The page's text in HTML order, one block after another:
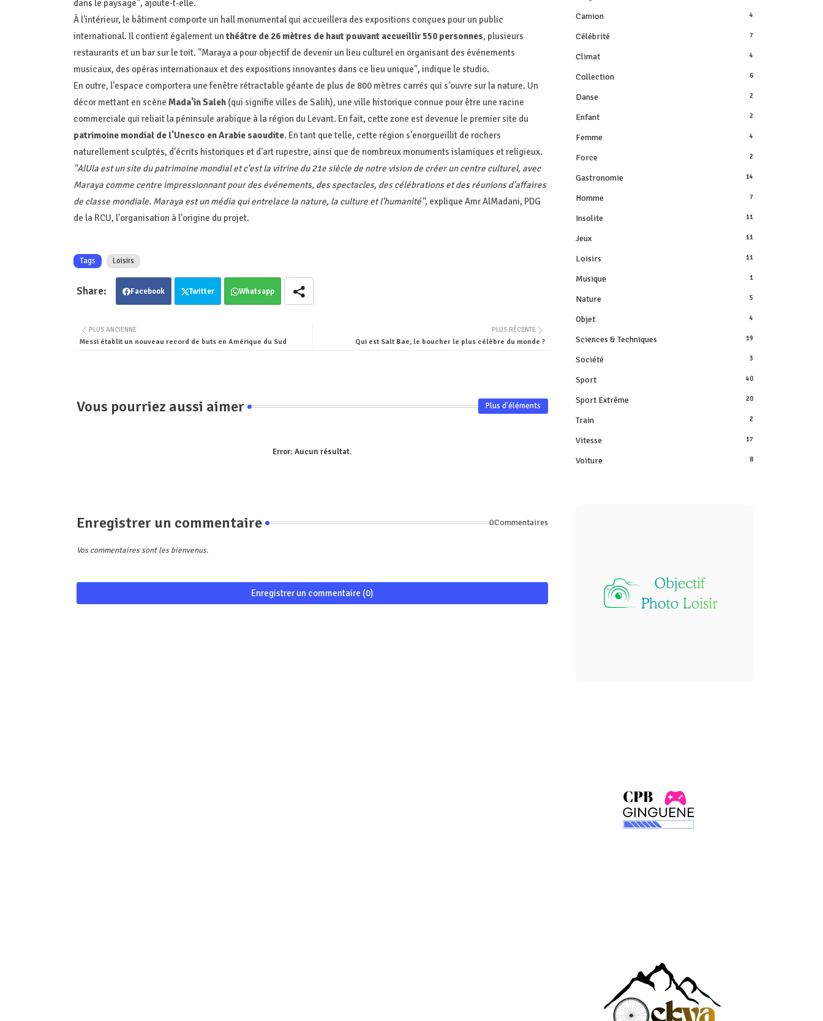
dans le paysage", ajoute-t-elle.
À l'intérieur, le bâtiment comporte un hall monumental qui accueillera des expositions conçues pour un public
international. Il contient également unthéâtre de 26 mètres de haut pouvant accueillir 550 personnes, plusieurs
restaurants et un bar sur le toit. "Maraya a pour objectif de devenir un lieu culturel en organisant des événements
musicaux, des opéras internationaux et des expositions innovantes dans ce lieu unique", indique le studio.
En outre, l'espace comportera une fenêtre rétractable géante de plus de 800 mètres carrés qui s'ouvre sur la nature. Un
décor mettant en scène Mada'in Saleh(qui signifie villes de Salih), une ville historique connue pour être une racine
commerciale qui reliait la péninsule arabique à la région du Levant. En fait, cette zone est devenue le premier site du
patrimoine mondial de l'Unesco en Arabie saoudite. En tant que telle, cette région s'enorgueillit de rochers
naturellement sculptés, d'écrits historiques et d'art rupestre, ainsi que de nombreux monuments islamiques et religieux.
"AlUla est un site du patrimoine mondial et c'est la vitrine du 21e siècle de notre vision de créer un centre culturel, avec
Maraya comme centre impressionnant pour des événements, des spectacles, des célébrations et des réunions d'affaires
de classe mondiale. Maraya est un média qui entrelace la nature, la culture et l'humanité", explique Amr AlMadani, PDG
de la RCU, l'organisation à l'origine du projet.
Tags Loisirs
Facebook Twitter Whatsapp
PLUS RÉCENTE
Qui est Salt Bae, le boucher le plus célèbre du monde ?
PLUS ANCIENNE
Messi établit un nouveau record de buts en Amérique du Sud
Vous pourriez aussi aimer Plus d'éléments
Error: Aucun résultat.
Enregistrer un commentaire 0Commentaires
Vos commentaires sont les bienvenus.
Enregistrer un commentaire (0)
Camion 4
Célébrité 7
Climat 4
Collection 6
Danse 2
Enfant 2
Femme 4
Force 2
Gastronomie 14
Homme 7
Insolite 11
Jeux 11
Loisirs 11
Musique 1
Nature 5
Objet 4
Sciences & Techniques 19
Société 3
Sport 40
Sport Extrême 20
Train 2
Vitesse 17
Voiture 8